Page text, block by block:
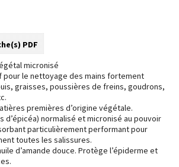
PDF
micronisé
pour le nettoyage des mains fortement
graisses, poussières de freins, goudrons,
premières d’origine végétale.
d’épicéa) normalisé et micronisé au pouvoir
particulièrement performant pour
toutes les salissures.
d’amande douce. Protège l’épiderme et